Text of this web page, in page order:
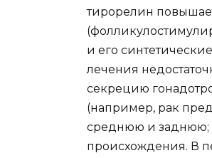
тирорелин
и его
лечения
секрецию
(например, рак
среднюю и заднюю;
происхождения. В